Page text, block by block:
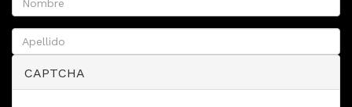
CAPTCHA